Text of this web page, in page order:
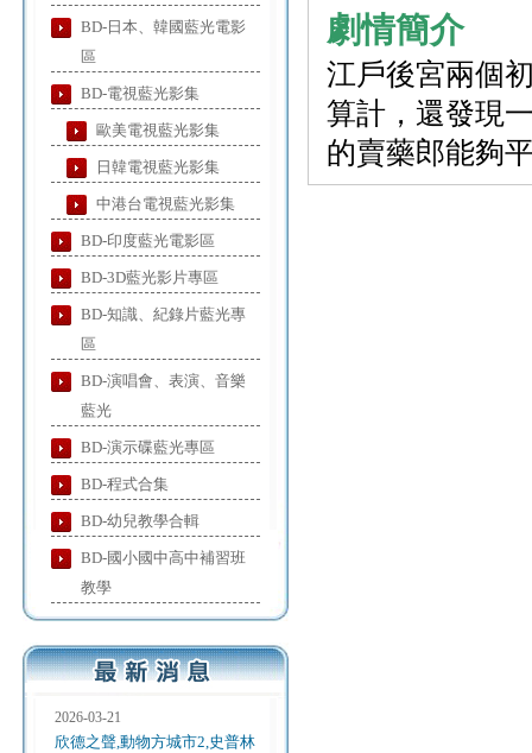
BD-日本、韓國藍光電影
區
BD-電視藍光影集
歐美電視藍光影集
日韓電視藍光影集
中港台電視藍光影集
BD-印度藍光電影區
BD-3D藍光影片專區
BD-知識、紀錄片藍光專
區
BD-演唱會、表演、音樂
藍光
BD-演示碟藍光專區
BD-程式合集
BD-幼兒教學合輯
BD-國小國中高中補習班
教學
2026-03-21
欣德之聲,動物方城市2,史普林
劇情簡介
江戶後宮兩個
算計，還發現
的賣藥郎能夠